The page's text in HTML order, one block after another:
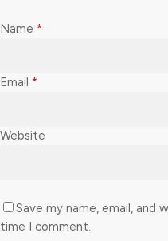
Name *
Email *
Website
Save my name, email, and
time I comment.